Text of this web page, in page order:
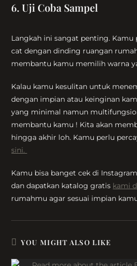
6. Uji Coba Sampel
Langkah ini sangat penting. Kamu
cat dengan dinding ruangan
membantu kamu memilih warna
Kalau kamu kesulitan untuk
dengan impian atau keinginan
yang minimal namun
membantu kamu ! Kita akan
hingga akhir loh. Kamu perlu
sini.
Kamu bisa banget cek di
dan dapatkan katalog gratis kami
rumahmu agar sesuai impian
YOU MIGHT ALSO LIKE